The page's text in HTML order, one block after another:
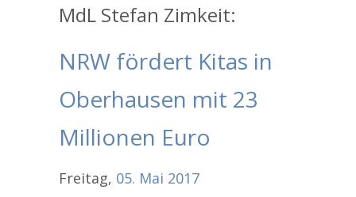
MdL Stefan Zimkeit:
NRW fördert Kitas in
Oberhausen mit 23
Millionen Euro
Freitag, 05. Mai 2017